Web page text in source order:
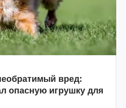
вред:
опасную игрушку для